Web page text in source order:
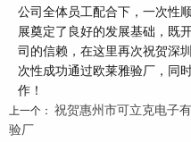
公司全体员工配合下，一次性
展奠定了良好的发展基础，既
司的信赖，在这里再次祝贺深
次性成功通过欧莱雅验厂，同
作！
上一个： 祝贺惠州市可立克电子
验厂